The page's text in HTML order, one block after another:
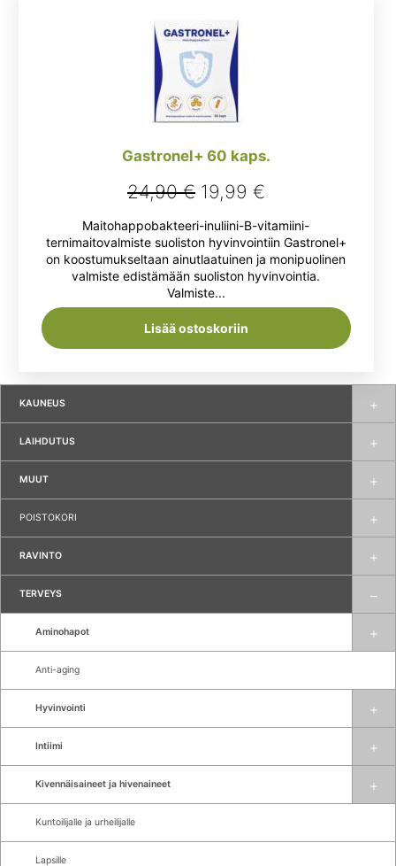
KAUNEUS
LAIHDUTUS
MUUT
POISTOKORI
RAVINTO
TERVEYS
Aminohapot
Anti-aging
Hyvinvointi
Intiimi
Kivennäisaineet ja hivenaineet
Kuntoilijalle ja urheilijalle
Lapsille
Gastronel+ 60 kaps.
24,90€ Alkuperäinen
hinta
oli:
24,90 €.
19,99 €Nykyinen
hinta
on:
19,99 €.
Maitohappobakteeri-inuliini-B-vitamiini-
ternimaitovalmiste suoliston hyvinvointiin Gastronel+
on koostumukseltaan ainutlaatuinen ja monipuolinen
valmiste edistämään suoliston hyvinvointia.
Valmiste...
Lisää ostoskoriin